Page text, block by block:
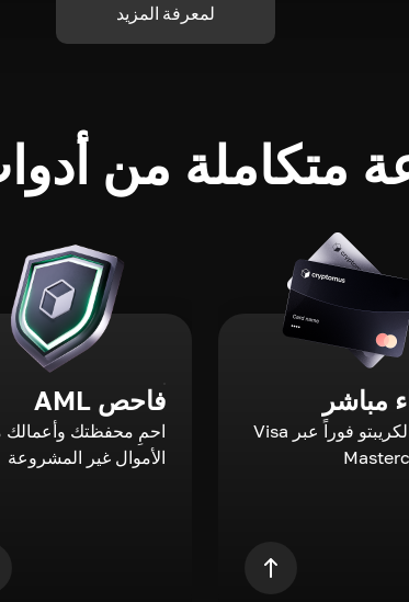
لمعرفة المزيد
متكاملة من
مباشر
اشترِ الكريبتو فوراً عبر Visa
فاحص AML
احمِ محفظتك وأعمالك
الأموال غير المشروعة